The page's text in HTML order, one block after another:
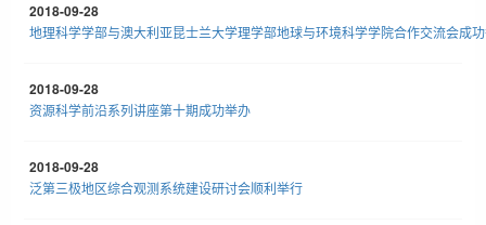
2018-09-28
地理科学学部与澳大利亚昆士兰大学理学部地球与环境科学学院合作交流会成
2018-09-28
资源科学前沿系列讲座第十期成功举办
2018-09-28
泛第三极地区综合观测系统建设研讨会顺利举行